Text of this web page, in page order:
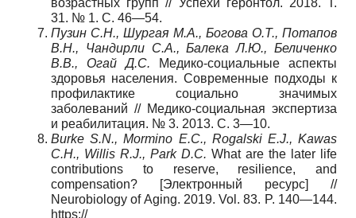
31. № 1. С. 46—54.
Пузин С.Н., Шургая М.А., Богова О.Т., Потапов
В.Н., Чандирли С.А., Балека Л.Ю., Беличенко
В.В., Огай Д.С. Медико-социальные аспекты
здоровья населения. Современные подходы к
профилактике социально значимых
заболеваний // Медико-социальная экспертиза
и реабилитация. № 3. 2013. С. 3—10.
Burke S.N., Mormino E.C., Rogalski E.J., Kawas
C.H., Willis R.J., Park D.C. What are the later life
contributions to reserve, resilience, and
compensation? [Электронный ресурс] //
Neurobiology of Aging. 2019. Vol. 83. P. 140—144.
https://